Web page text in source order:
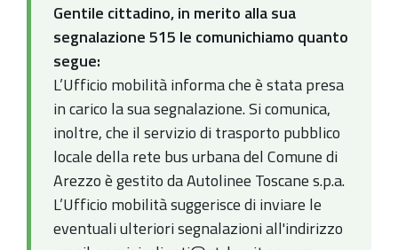
Gentile cittadino, in merito alla sua
segnalazione 515 le comunichiamo quanto
segue:
L’Ufficio mobilità informa che è stata presa
in carico la sua segnalazione. Si comunica,
inoltre, che il servizio di trasporto pubblico
locale della rete bus urbana del Comune di
Arezzo è gestito da Autolinee Toscane s.p.a.
L’Ufficio mobilità suggerisce di inviare le
eventuali ulteriori segnalazioni all'indirizzo